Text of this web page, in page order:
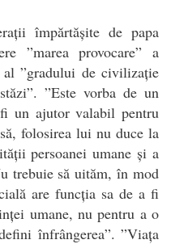
împărtășite de papa
”marea provocare” a
”gradului de civilizație
”Este vorba de un
un ajutor valabil pentru
folosirea lui nu duce la
persoanei umane și a
trebuie să uităm, în mod
are funcția sa de a fi
umane, nu pentru a o
înfrângerea”. ”Viața